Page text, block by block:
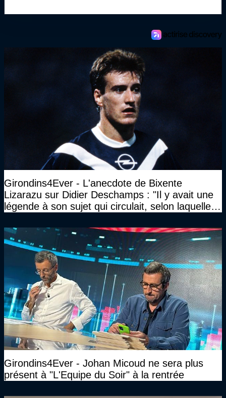
Girondins4Ever - L'anecdote de Bixente
Lizarazu sur Didier Deschamps : "Il y avait une
légende à son sujet qui circulait, selon laquelle il
Girondins4Ever - Johan Micoud ne sera plus
présent à "L'Equipe du Soir" à la rentrée